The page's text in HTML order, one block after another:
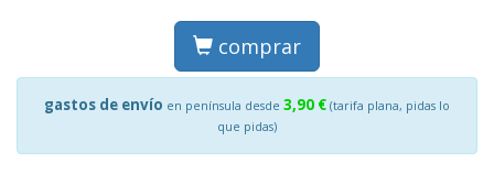
comprar
gastos de envío en península desde 3,90 € (tarifa plana, pidas lo
que pidas)